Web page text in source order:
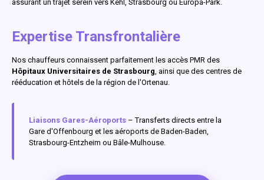
assurant un trajet serein vers Kehl, Strasbourg ou Europa-Park.
Expertise Transfrontalière
Nos chauffeurs connaissent parfaitement les accès PMR des
Hôpitaux Universitaires de Strasbourg , ainsi que des centres de
rééducation et hôtels de la région de l'Ortenau.
Liaisons Gares-Aéroports – Transferts directs entre la
Gare d'Offenbourg et les aéroports de Baden-Baden,
Strasbourg-Entzheim ou Bâle-Mulhouse.